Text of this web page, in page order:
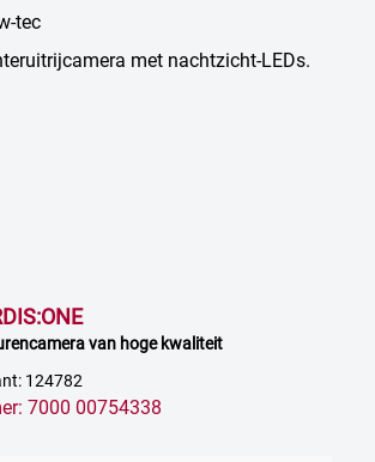
van hoge kwaliteit
124782
7000 00754338